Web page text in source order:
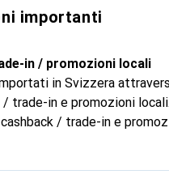
possono scegliere
servizi di streaming
le operazioni.
di app, riprodurre
l'illuminazione della stanza
iniziare.
importanti
in / promozioni locali
in Svizzera
/ trade-in e promozioni
/ trade-in e